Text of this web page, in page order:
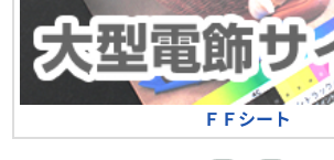
ＦＦシート